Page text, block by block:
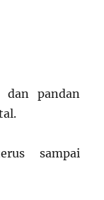
dan pandan
sampai